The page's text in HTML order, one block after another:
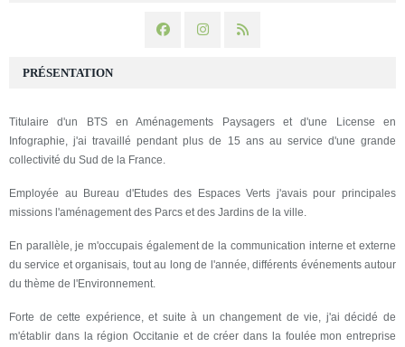
PRÉSENTATION
Titulaire d'un BTS en Aménagements Paysagers et d'une License en
Infographie, j'ai travaillé pendant plus de 15 ans au service d'une grande
collectivité du Sud de la France.
Employée au Bureau d'Etudes des Espaces Verts j'avais pour principales
missions l'aménagement des Parcs et des Jardins de la ville.
En parallèle, je m'occupais également de la communication interne et externe
du service et organisais, tout au long de l'année, différents événements autour
du thème de l'Environnement.
Forte de cette expérience, et suite à un changement de vie, j'ai décidé de
m'établir dans la région Occitanie et de créer dans la foulée mon entreprise